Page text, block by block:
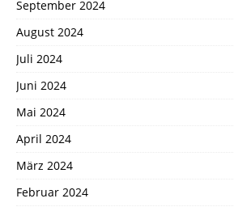
September 2024
August 2024
Juli 2024
Juni 2024
Mai 2024
April 2024
März 2024
Februar 2024